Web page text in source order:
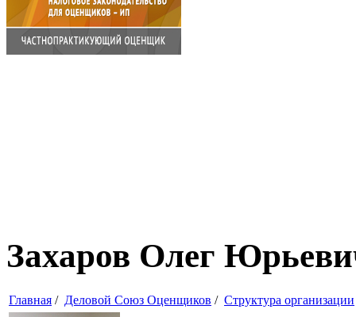
Захаров Олег
Главная / Деловой Союз Оценщиков / Структура организации